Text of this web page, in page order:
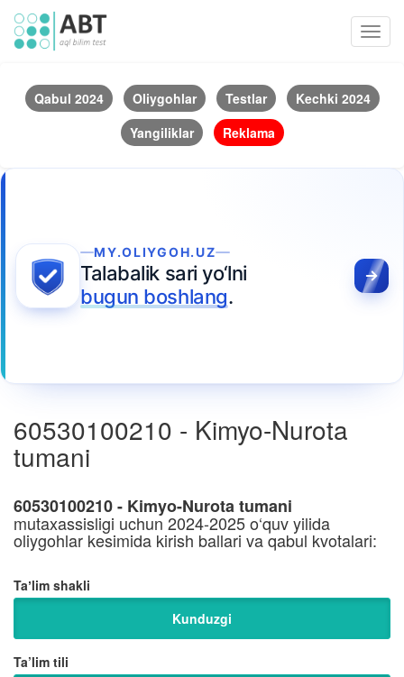
Qabul 2024 Oliygohlar Testlar
Kechki 2024
Yangiliklar
Reklama
MY.OLIYGOH.UZ
Talabalik sari yo‘lni
bugun boshlang.
60530100210 - Kimyo-Nurota
tumani
60530100210 - Kimyo-Nurota tumani
mutaxassisligi uchun 2024-2025 o‘quv yilida
oliygohlar kesimida kirish ballari va qabul kvotalari:
Taʼlim shakli
Kunduzgi
Ta’lim tili